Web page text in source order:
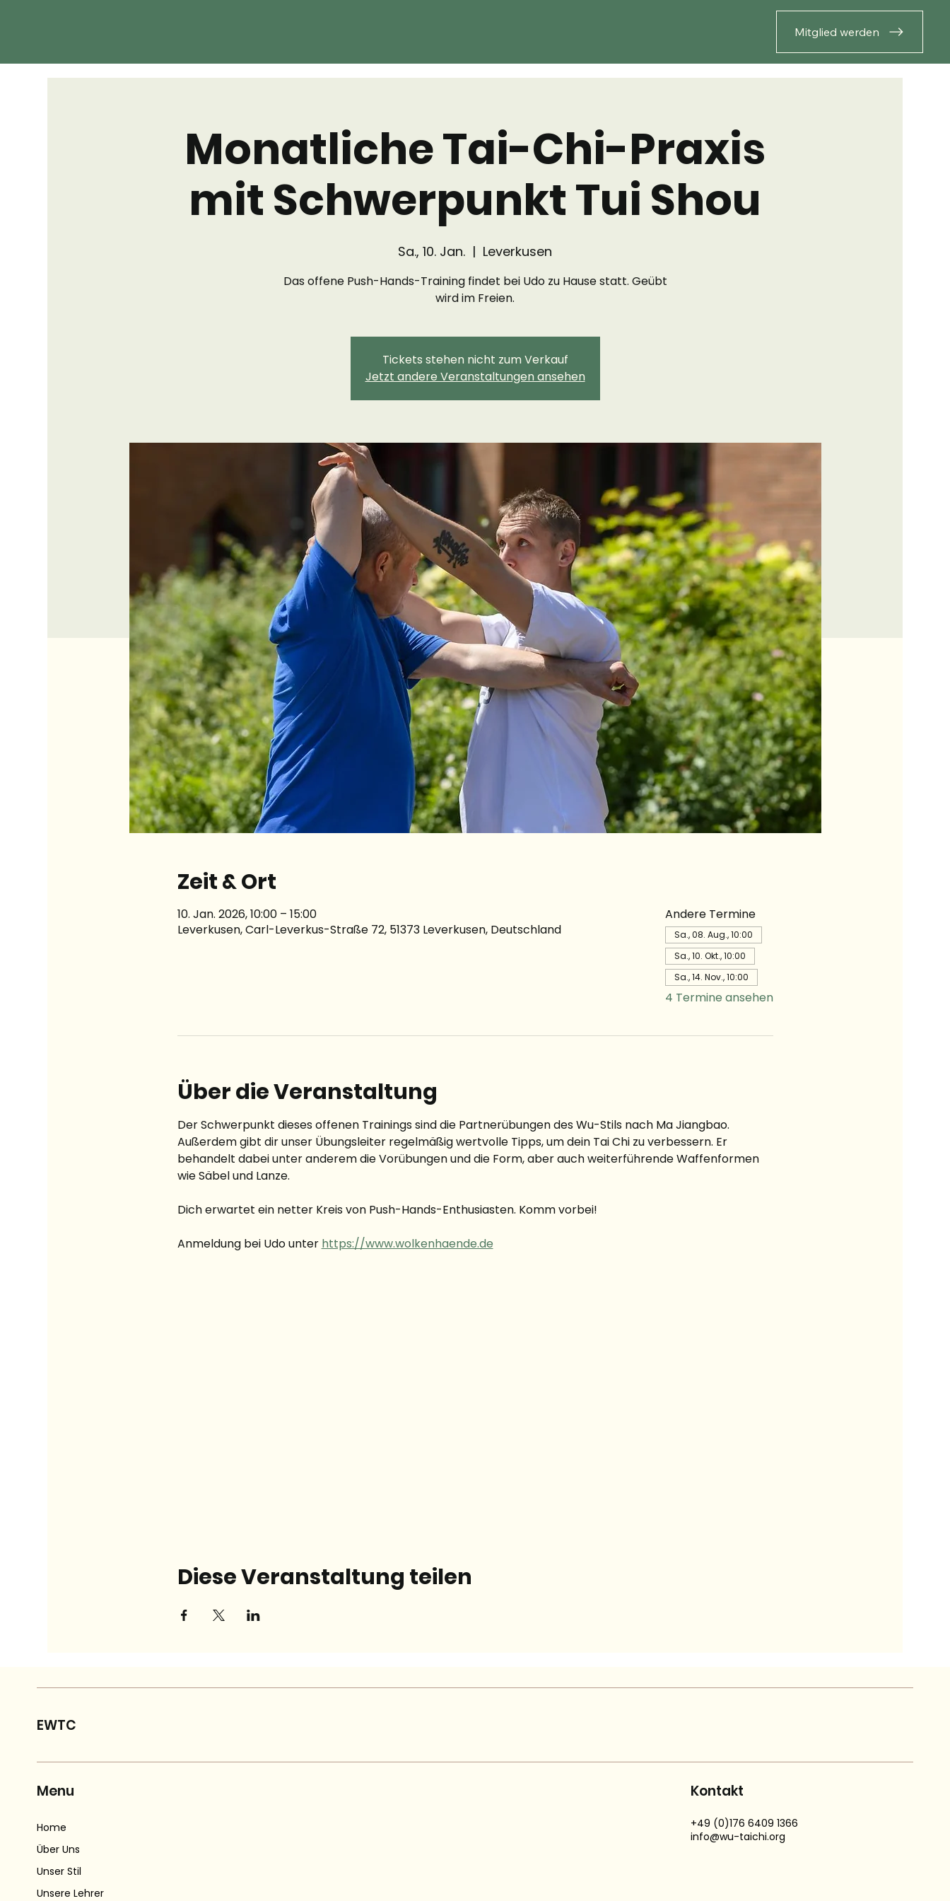
Mitglied werden
Monatliche Tai-Chi-Praxis
mit Schwerpunkt Tui Shou
Sa., 10. Jan.
  |
Leverkusen
Das offene Push-Hands-Training findet bei Udo zu Hause statt. Geübt
wird im Freien.
Tickets stehen nicht zum Verkauf
Jetzt andere Veranstaltungen ansehen
Zeit & Ort
10. Jan. 2026, 10:00 – 15:00
Leverkusen, Carl-Leverkus-Straße 72, 51373 Leverkusen, Deutschland
Andere Termine
Sa., 08. Aug., 10:00
Sa., 10. Okt., 10:00
Sa., 14. Nov., 10:00
4 Termine ansehen
Über die Veranstaltung
Der Schwerpunkt dieses offenen Trainings sind die Partnerübungen des Wu-Stils nach Ma Jiangbao.
Außerdem gibt dir unser Übungsleiter regelmäßig wertvolle Tipps, um dein Tai Chi zu verbessern. Er
behandelt dabei unter anderem die Vorübungen und die Form, aber auch weiterführende Waffenformen
wie Säbel und Lanze.
Dich erwartet ein netter Kreis von Push-Hands-Enthusiasten. Komm vorbei!
Anmeldung bei Udo unter https://www.wolkenhaende.de
Diese Veranstaltung teilen
EWTC
Menu
Home
Über Uns
Unser Stil
Unsere Lehrer
Kontakt
+49 (0)176 6409 1366
info@wu-taichi.org